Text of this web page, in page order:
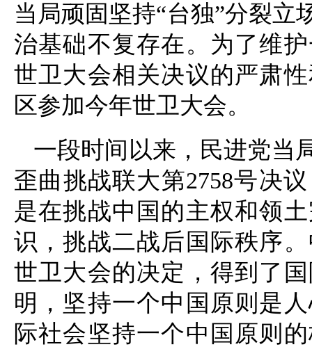
当局顽固坚持“台独”分裂立
治基础不复存在。为了维
世卫大会相关决议的严肃
区参加今年世卫大会。
一段时间以来，民进党当
歪曲挑战联大第2758号决
是在挑战中国的主权和领
识，挑战二战后国际秩序
世卫大会的决定，得到了
明，坚持一个中国原则是
际社会坚持一个中国原则